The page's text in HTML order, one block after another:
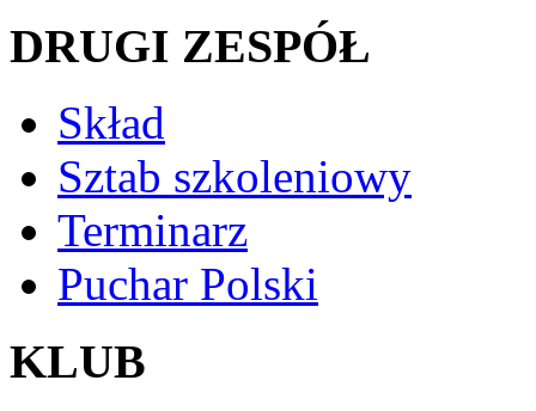
DRUGI ZESPÓŁ
Skład
Sztab szkoleniowy
Terminarz
Puchar Polski
KLUB